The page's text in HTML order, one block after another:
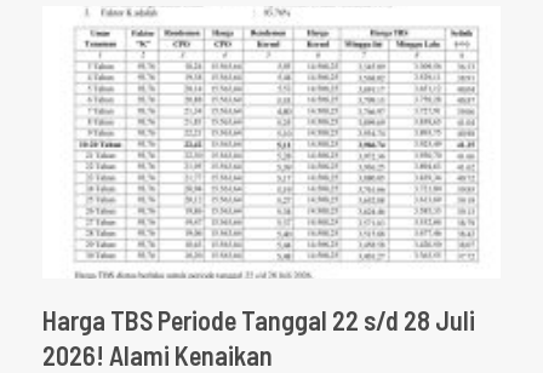
Harga TBS Periode Tanggal 22 s/d 28 Juli
2026! Alami Kenaikan